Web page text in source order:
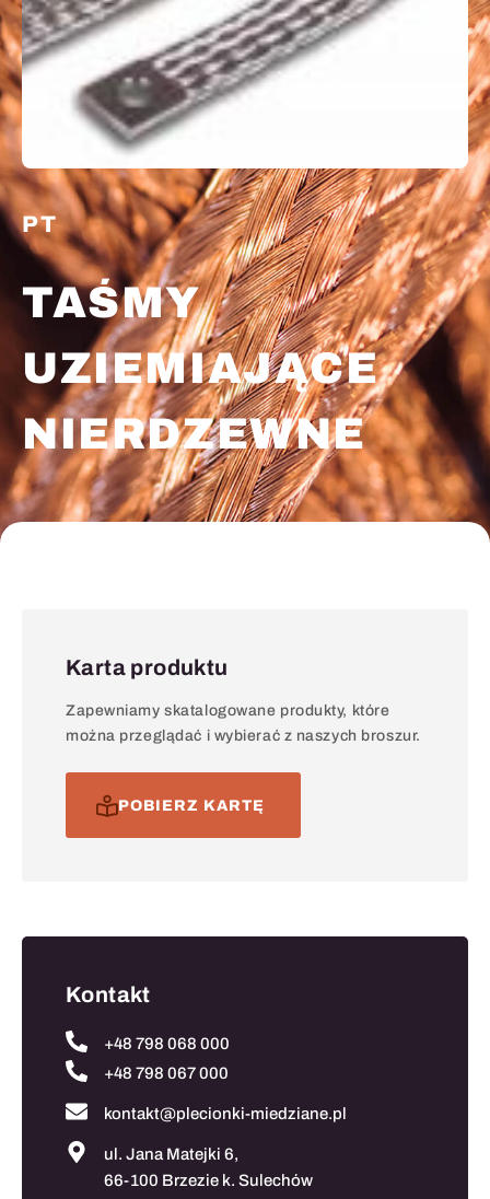
PT
TAŚMY
UZIEMIAJĄCE
NIERDZEWNE
Karta produktu
Zapewniamy skatalogowane produkty, które
można przeglądać i wybierać z naszych broszur.
POBIERZ KARTĘ
Kontakt
+48 798 068 000
+48 798 067 000
kontakt@plecionki-miedziane.pl
ul. Jana Matejki 6,
66-100 Brzezie k. Sulechów